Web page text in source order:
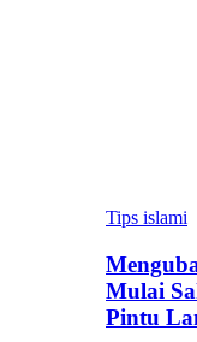
Tips islami
Mulai
Pintu